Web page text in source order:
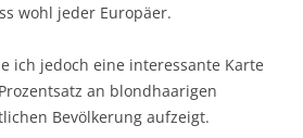
wohl jeder Europäer.
ich jedoch eine interessante Karte
an blondhaarigen
Bevölkerung aufzeigt.